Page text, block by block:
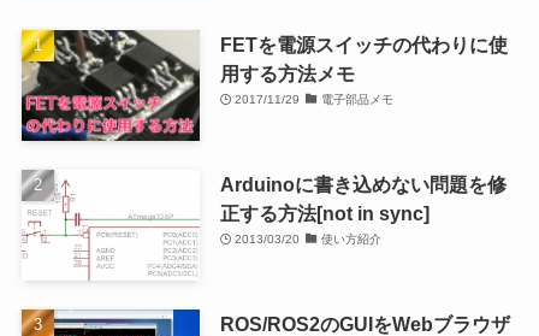
FETを電源スイッチの代わりに使
用する方法メモ
2017/11/29 電子部品メモ
Arduinoに書き込めない問題を修
正する方法[not in sync]
2013/03/20 使い方紹介
ROS/ROS2のGUIをWebブラウザ